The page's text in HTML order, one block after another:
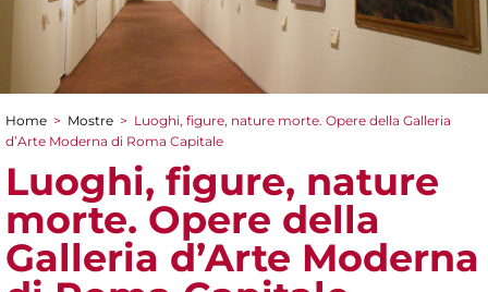
Tu sei qui
Home > Mostre > Luoghi, figure, nature morte. Opere della Galleria
d’Arte Moderna di Roma Capitale
Luoghi, figure, nature
morte. Opere della
Galleria d’Arte Moderna